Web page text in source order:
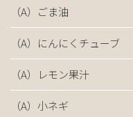
（A）ごま油
（A）にんにくチューブ
（A）レモン果汁
（A）小ネギ